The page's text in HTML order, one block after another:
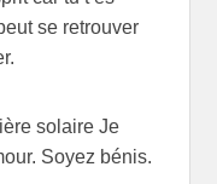
se retrouver
solaire Je
Soyez bénis.